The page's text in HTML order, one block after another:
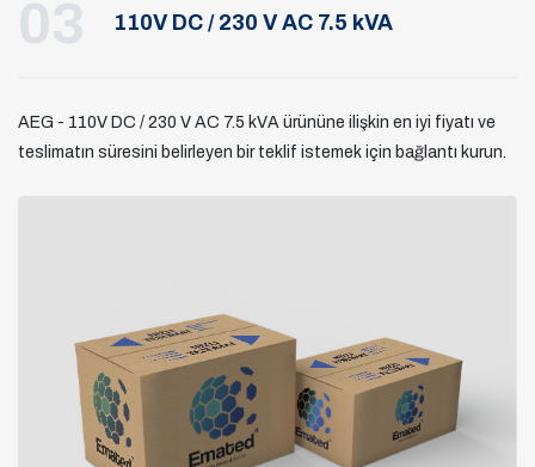
03 110V DC / 230 V AC 7.5 kVA
AEG - 110V DC / 230 V AC 7.5 kVA ürününe ilişkin en iyi fiyatı ve
teslimatın süresini belirleyen bir teklif istemek için bağlantı kurun.